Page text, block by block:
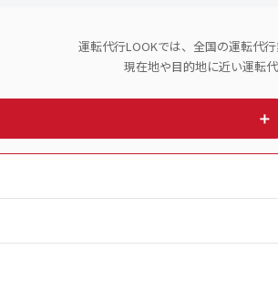
運転代行LOOKでは、全国の運転代
現在地や目的地に近い運転
＋